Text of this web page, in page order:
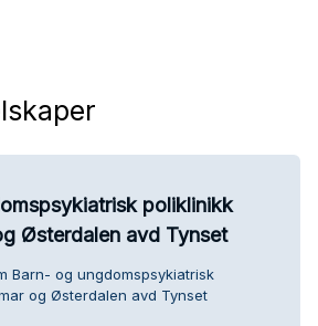
poliklinikk
Østerdalen avd Tynset
Barn- og ungdomspsykiatrisk
og Østerdalen avd Tynset